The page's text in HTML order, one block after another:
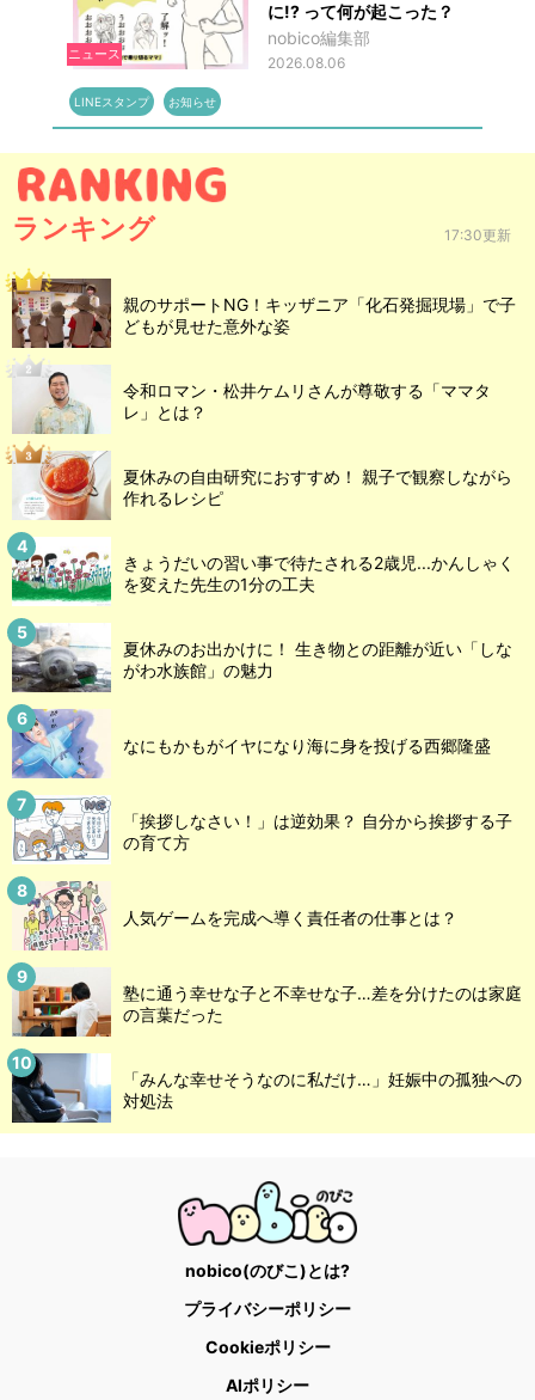
ニュース
に!? って何が起こった？
nobico編集部
2026.08.06
LINEスタンプ お知らせ
ランキング 17:30更新
親のサポートNG！キッザニア「化石発掘現場」で子
どもが見せた意外な姿
令和ロマン・松井ケムリさんが尊敬する「ママタ
レ」とは？
夏休みの自由研究におすすめ！ 親子で観察しながら
作れるレシピ
きょうだいの習い事で待たされる2歳児...かんしゃく
を変えた先生の1分の工夫
夏休みのお出かけに！ 生き物との距離が近い「しな
がわ水族館」の魅力
なにもかもがイヤになり海に身を投げる西郷隆盛
「挨拶しなさい！」は逆効果？ 自分から挨拶する子
の育て方
人気ゲームを完成へ導く責任者の仕事とは？
塾に通う幸せな子と不幸せな子…差を分けたのは家庭
の言葉だった
「みんな幸せそうなのに私だけ…」妊娠中の孤独への
対処法
nobico(のびこ)とは?
プライバシーポリシー
Cookieポリシー
AIポリシー